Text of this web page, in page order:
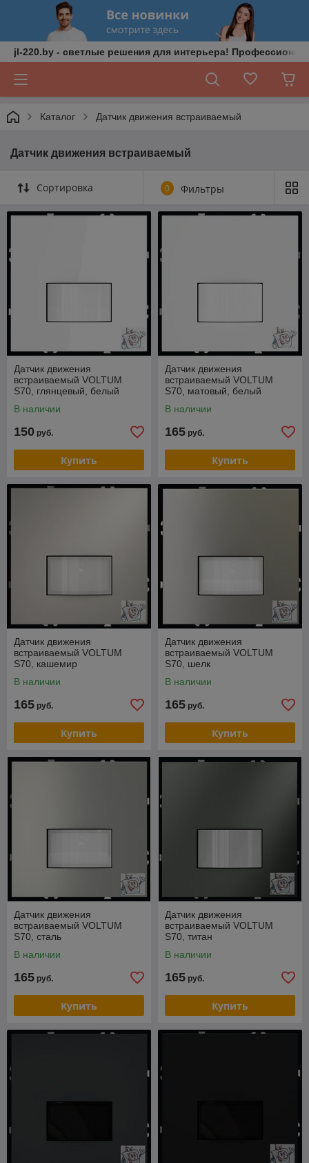
jl-220.by - светлые решения для интерьера!
Каталог Датчик движения встраиваемый
Датчик движения встраиваемый
Сортировка 0 Фильтры
Датчик движения
встраиваемый VOLTUM
S70, глянцевый, белый
В наличии
150 руб.
Купить
Датчик движения
встраиваемый VOLTUM
S70, матовый, белый
В наличии
165 руб.
Купить
Датчик движения
встраиваемый VOLTUM
S70, кашемир
В наличии
165 руб.
Купить
Датчик движения
встраиваемый VOLTUM
S70, шелк
В наличии
165 руб.
Купить
Датчик движения
встраиваемый VOLTUM
S70, сталь
В наличии
165 руб.
Купить
Датчик движения
встраиваемый VOLTUM
S70, титан
В наличии
165 руб.
Купить